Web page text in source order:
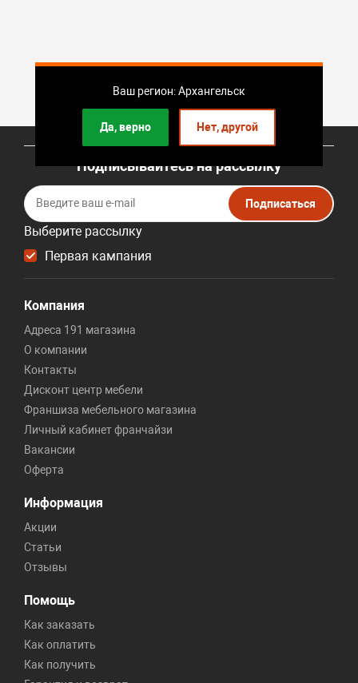
Ваш регион: Архангельск
Да, верно Нет, другой
Подписывайтесь на рассылку
Выберите рассылку
Первая кампания
Подписаться
Компания
Адреса 191 магазина
О компании
Контакты
Дисконт центр мебели
Франшиза мебельного магазина
Личный кабинет франчайзи
Вакансии
Оферта
Информация
Акции
Статьи
Отзывы
Помощь
Как заказать
Как оплатить
Как получить